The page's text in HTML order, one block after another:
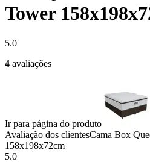
Tower
5.0
4 avaliações
Ir para página do produto
Avaliação dos clientesCama Box
158x198x72cm
5.0